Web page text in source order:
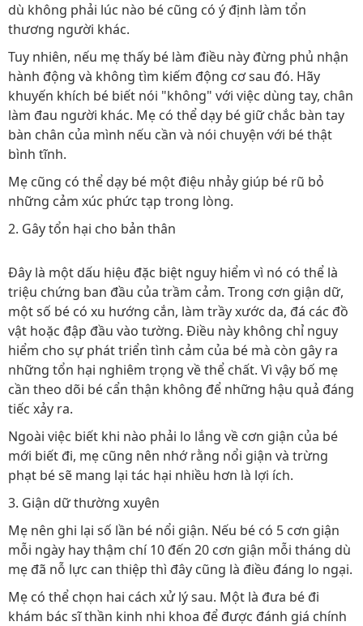
dù không phải lúc nào bé cũng có ý định làm tổn
thương người khác.
Tuy nhiên, nếu mẹ thấy bé làm điều này đừng phủ nhận
hành động và không tìm kiếm động cơ sau đó. Hãy
khuyến khích bé biết nói "không" với việc dùng tay, chân
làm đau người khác. Mẹ có thể dạy bé giữ chắc bàn tay
bàn chân của mình nếu cần và nói chuyện với bé thật
bình tĩnh.
Mẹ cũng có thể dạy bé một điệu nhảy giúp bé rũ bỏ
những cảm xúc phức tạp trong lòng.
2. Gây tổn hại cho bản thân
Đây là một dấu hiệu đặc biệt nguy hiểm vì nó có thể là
triệu chứng ban đầu của trầm cảm. Trong cơn giận dữ,
một số bé có xu hướng cắn, làm trầy xước da, đá các đồ
vật hoặc đập đầu vào tường. Điều này không chỉ nguy
hiểm cho sự phát triển tình cảm của bé mà còn gây ra
những tổn hại nghiêm trọng về thể chất. Vì vậy bố mẹ
cần theo dõi bé cẩn thận không để những hậu quả đáng
tiếc xảy ra.
Ngoài việc biết khi nào phải lo lắng về cơn giận của bé
mới biết đi, mẹ cũng nên nhớ rằng nổi giận và trừng
phạt bé sẽ mang lại tác hại nhiều hơn là lợi ích.
3. Giận dữ thường xuyên
Mẹ nên ghi lại số lần bé nổi giận. Nếu bé có 5 cơn giận
mỗi ngày hay thậm chí 10 đến 20 cơn giận mỗi tháng dù
mẹ đã nỗ lực can thiệp thì đây cũng là điều đáng lo ngại.
Mẹ có thể chọn hai cách xử lý sau. Một là đưa bé đi
khám bác sĩ thần kinh nhi khoa để được đánh giá chính